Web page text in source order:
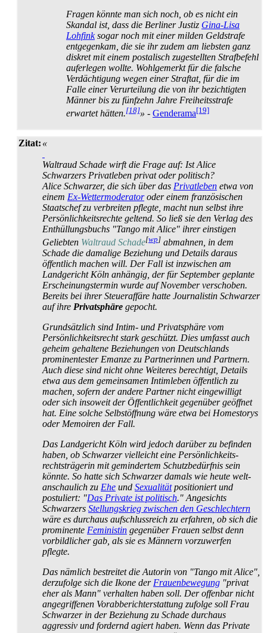
Fragen könnte man sich noch, ob es nicht ein
Skandal ist, dass die Berliner Justiz Gina-Lisa
Lohfinksogar noch mit einer milden Geldstrafe
entgegenkam, die sie ihr zudem am liebsten ganz
diskret mit einem postalisch zugestellten Strafbefehl
auferlegen wollte. Wohlgemerkt für die falsche
Verdächtigung wegen einer Straftat, für die im
Falle einer Verurteilung die von ihr bezichtigten
Männer bis zu fünfzehn Jahre Freiheits­strafe
erwartet hätten.[18]» - Genderama[19]
Zitat: «
Waltraud Schade wirft die Frage auf: Ist Alice
Schwarzers Privat­leben privat oder politisch?
Alice Schwarzer, die sich über das Privatleben etwa von
einem Ex-Wettermoderatoroder einem französischen
Staatschef zu verbreiten pflegte, macht nun selbst ihre
Persönlichkeits­rechte geltend. So ließ sie den Verlag des
Enthüllungs­buchs "Tango mit Alice" ihrer einstigen
Geliebten Waltraud Schade[wp] abmahnen, in dem
Schade die damalige Beziehung und Details daraus
öffentlich machen will. Der Fall ist inzwischen am
Landgericht Köln anhängig, der für September geplante
Erscheinungs­termin wurde auf November verschoben.
Bereits bei ihrer Steueraffäre hatte Journalistin Schwarzer
auf ihre Privatsphäre gepocht.
Grundsätzlich sind Intim- und Privat­sphäre vom
Persönlichkeits­recht stark geschützt. Dies umfasst auch
geheim gehaltene Beziehungen von Deutschlands
prominentester Emanze zu Partnerinnen und Partnern.
Auch diese sind nicht ohne Weiteres berechtigt, Details
etwa aus dem gemeinsamen Intimleben öffentlich zu
machen, sofern der andere Partner nicht eingewilligt
oder sich insoweit der Öffentlichkeit gegenüber geöffnet
hat. Eine solche Selbstöffnung wäre etwa bei Homestorys
oder Memoiren der Fall.
Das Landgericht Köln wird jedoch darüber zu befinden
haben, ob Schwarzer vielleicht eine Persönlich­keits­
rechtsträgerin mit gemindertem Schutz­bedürfnis sein
könnte. So hatte sich Schwarzer damals wie heute welt­
anschaulich zu Ehe und Sexualitätpositioniert und
postuliert: "Das Private ist politisch." Angesichts
Schwarzers Stellungskrieg zwischen den Geschlechtern
wäre es durchaus aufschluss­reich zu erfahren, ob sich die
prominente Feministin gegenüber Frauen selbst denn
vorbildlicher gab, als sie es Männern vorzuwerfen
pflegte.
Das nämlich bestreitet die Autorin von "Tango mit Alice",
derzufolge sich die Ikone derFrauenbewegung "privat
eher als Mann" verhalten haben soll. Der offenbar nicht
angegriffenen Vorab­bericht­erstattung zufolge soll Frau
Schwarzer in der Beziehung zu Schade durchaus
aggressiv und fordernd agiert haben. Wenn das Private